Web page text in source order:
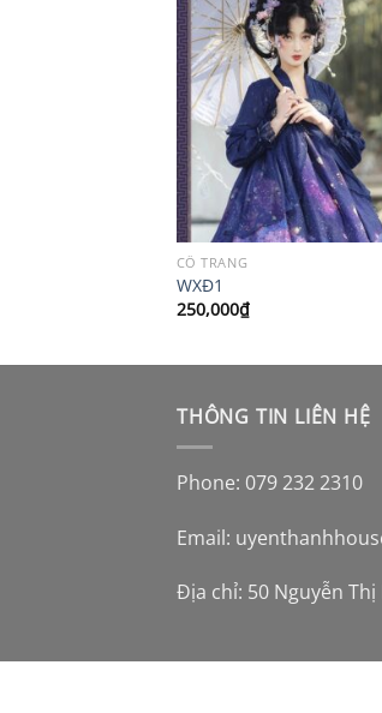
CỔ TRANG
WXĐ1
250,000₫
THÔNG TIN LIÊN HỆ
Phone: 079 232 2310
Email:
Địa chỉ: 50 Nguyễn